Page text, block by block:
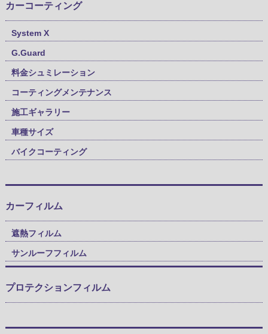
カーコーティング
System X
G.Guard
料金シュミレーション
コーティングメンテナンス
施工ギャラリー
車種サイズ
バイクコーティング
カーフィルム
遮熱フィルム
サンルーフフィルム
プロテクションフィルム